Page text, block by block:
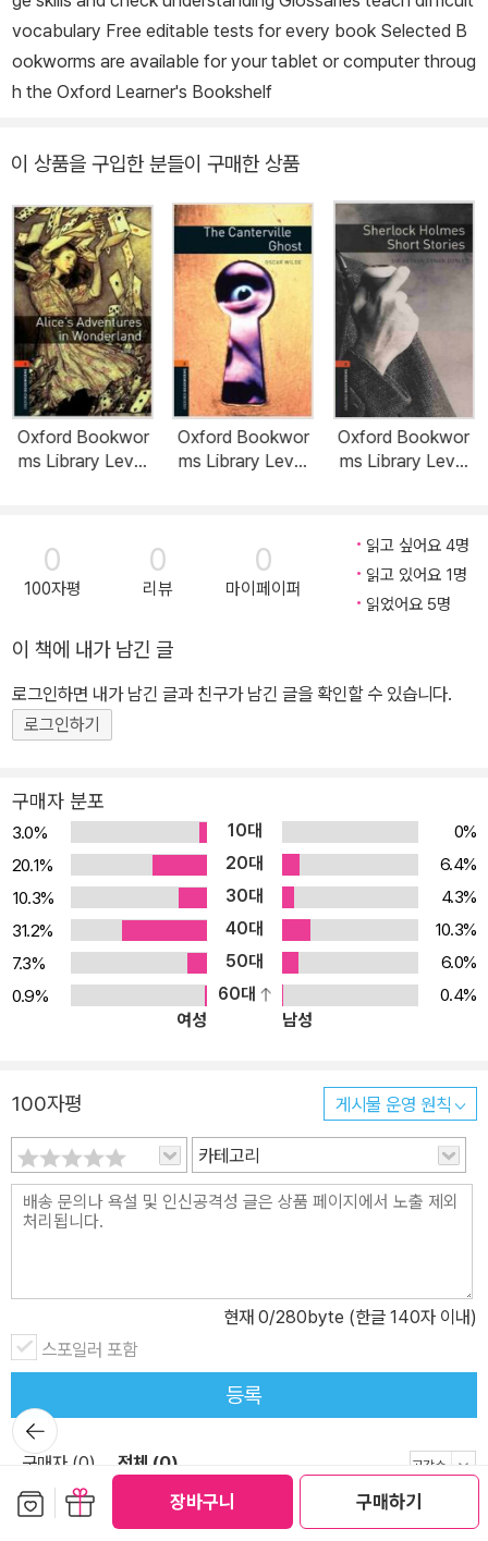
장바구니 구매하기
vocabulary Free editable tests for every book Selected B
ookworms are available for your tablet or computer throug
h the Oxford Learner's Bookshelf
이 상품을 구입한 분들이 구매한 상품
Oxford Bookwor
ms Library Level
Edition)
Oxford Bookwor
ms Library Level
Oxford Bookwor
ms Library Level
(Paperback, 3rd E
dition)
0
100자평
0
리뷰
0
마이페이퍼
읽고 싶어요 4명
읽고 있어요 1명
읽었어요 5명
이 책에 내가 남긴 글
로그인하면 내가 남긴 글과 친구가 남긴 글을 확인할 수 있습니다.
로그인하기
구매자 분포
3.0% 10대
0%
20.1%
20대
6.4%
10.3%
30대
4.3%
31.2%
40대
10.3%
7.3%
50대
6.0%
0.9%
60대
0.4%
여성
남성
100자평 게시물 운영 원칙
카테고리
현재 0/280byte (한글 140자 이내)
스포일러 포함
등록
구매자 (0) 전체 (0)
등록된 평이 없습니다.
뒤로가
기